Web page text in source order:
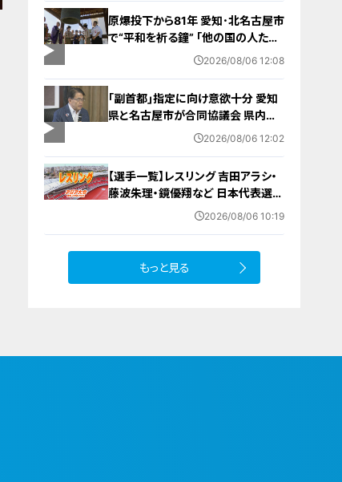
原爆投下から81年 愛知･北名古屋市
で“平和を祈る鐘” ｢他の国の人たち
も平和になってほしい｣ 市長や地元
2026/08/06 12:08
｢副首都｣指定に向け意欲十分 愛知
県と名古屋市が合同協議会 県内の
自治体トップ｢経済発展や人口対策
2026/08/06 12:02
【選手一覧】レスリング 吉田アラシ・
藤波朱理・鏡優翔など 日本代表選手
【アジア大会 愛知･名古屋 2026】
2026/08/06 10:19
もっと見る